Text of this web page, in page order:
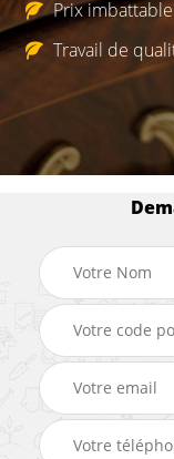
Prix imbattable
Travail de